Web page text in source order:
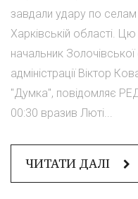
завдали удару по
Харківській області.
начальник
адміністрації Віктор
"Думка", повідомляє
00:30 вразив Люті...
ЧИТАТИ ДАЛІ